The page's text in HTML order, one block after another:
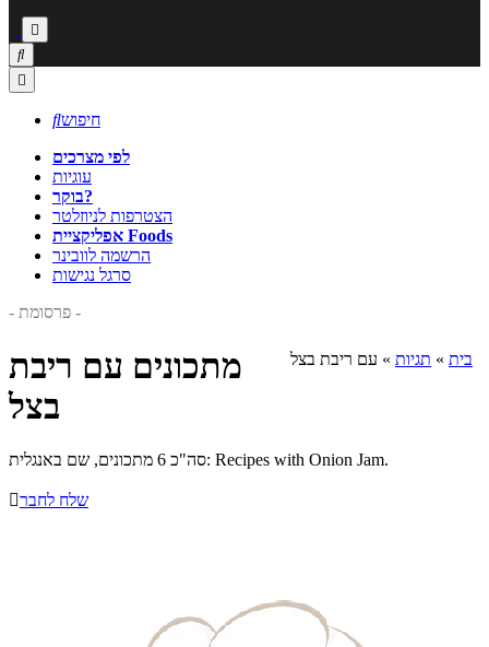



חיפוש
לפי מצרכים
עוגיות
בוקר?
הצטרפות לניוזלטר
אפליקציית Foods
הרשמה לוובינר
סרגל נגישות
- פרסומת -
בית » תגיות » עם ריבת בצל
מתכונים עם ריבת
בצל
סה"כ 6 מתכונים, שם באנגלית: Recipes with Onion Jam.
שלח לחבר